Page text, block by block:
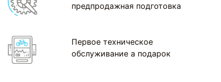
предпродажная подготовка
Первое техническое
обслуживание а подарок